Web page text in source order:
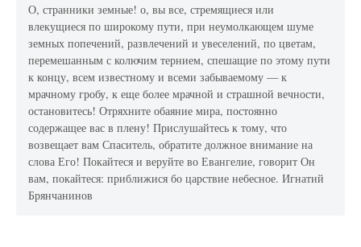
О, странники земные! о, вы все, стремящиеся или
влекущиеся по широкому пути, при неумолкающем шуме
земных попечений, развлечений и увеселений, по цветам,
перемешанным с колючим тернием, спешащие по этому пути
к концу, всем известному и всеми забываемому — к
мрачному гробу, к еще более мрачной и страшной вечности,
остановитесь! Отряхните обаяние мира, постоянно
содержащее вас в плену! Прислушайтесь к тому, что
возвещает вам Спаситель, обратите должное внимание на
слова Его! Покайтеся и веруйте во Евангелие, говорит Он
вам, покайтеся: приближися бо царствие небесное. Игнатий
Брянчанинов